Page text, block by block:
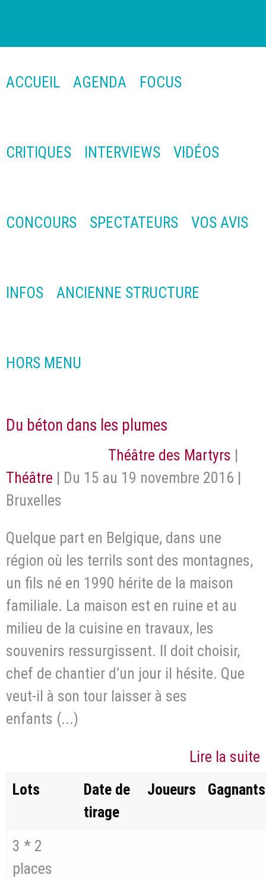
ACCUEIL AGENDA FOCUS
CRITIQUES INTERVIEWS VIDÉOS
CONCOURS SPECTATEURS VOS AVIS
INFOS ANCIENNE STRUCTURE
HORS MENU
Du béton dans les plumes
Théâtre des Martyrs |
Théâtre
Bruxelles
Quelque part en Belgique, dans une
région où les terrils sont des montagnes,
un fils né en 1990 hérite de la maison
familiale. La maison est en ruine et au
milieu de la cuisine en travaux, les
souvenirs ressurgissent. Il doit choisir,
chef de chantier d’un jour il hésite. Que
veut-il à son tour laisser à ses
enfants (...)
Lire la suite
Lots
Date de
tirage
Joueurs Gagnants
3 * 2
places